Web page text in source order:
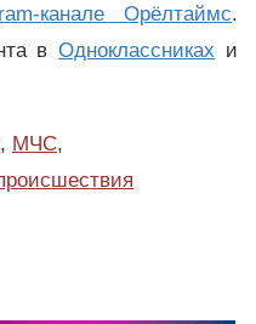
канале Орёлтаймс.
вОдноклассниках и
, МЧС,